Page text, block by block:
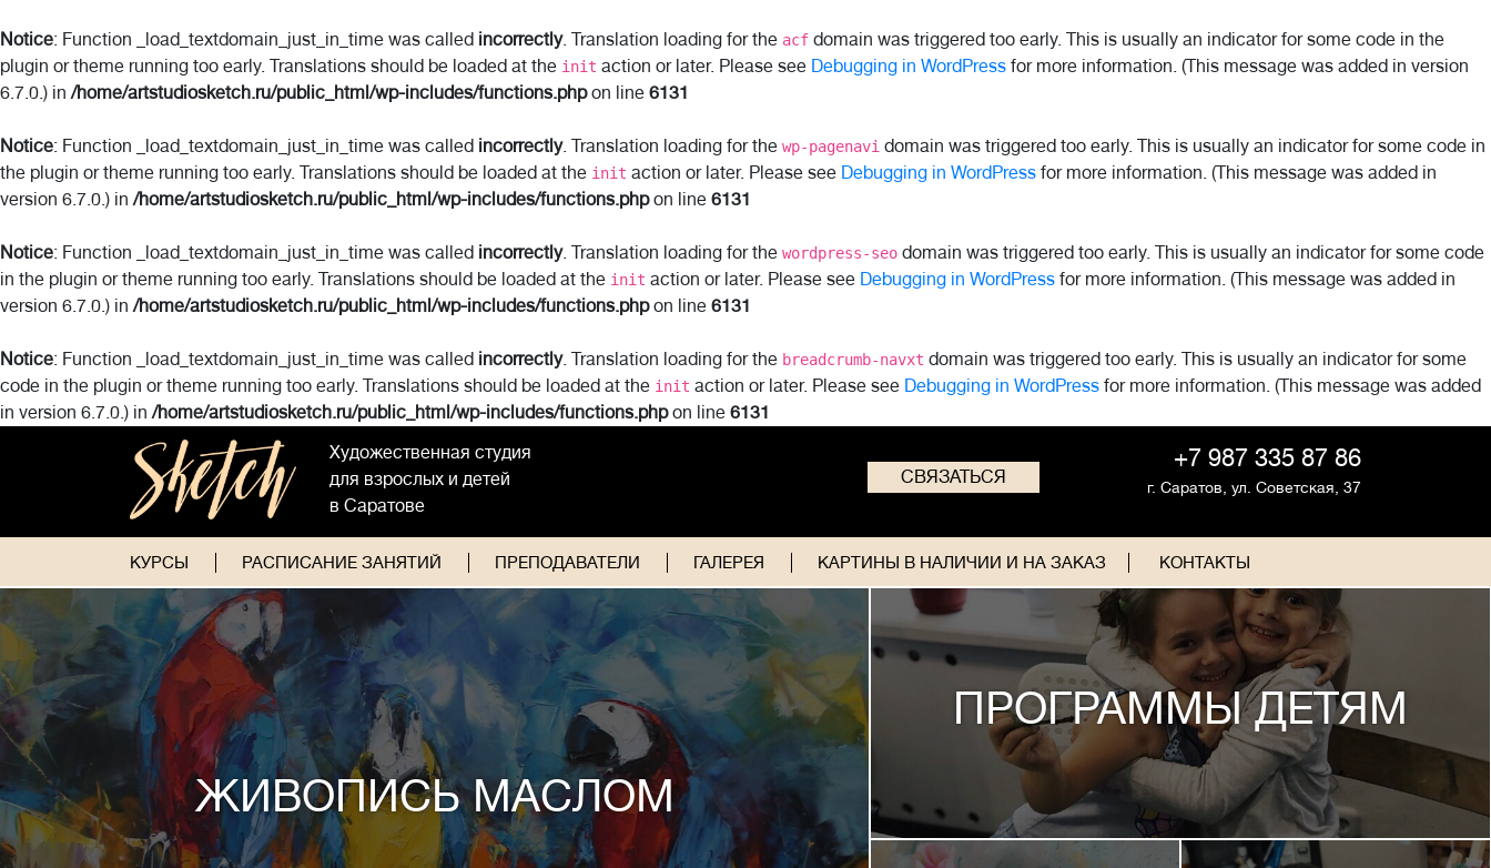
Notice: Function _load_textdomain_just_in_time was called incorrectly. Translation loading for the acf domain was triggered too early. This is usually an indicator for some code in the
plugin or theme running too early. Translations should be loaded at the init action or later. Please see Debugging in WordPress for more information. (This message was added in version
6.7.0.) in/home/artstudiosketch.ru/public_html/wp-includes/functions.phpon line 6131
Notice: Function _load_textdomain_just_in_time was called incorrectly. Translation loading for the wp-pagenavi domain was triggered too early. This is usually an indicator for some code in
the plugin or theme running too early. Translations should be loaded at the init action or later. Please see Debugging in WordPress for more information. (This message was added in
version 6.7.0.) in/home/artstudiosketch.ru/public_html/wp-includes/functions.phpon line 6131
Notice: Function _load_textdomain_just_in_time was called incorrectly. Translation loading for the wordpress-seo domain was triggered too early. This is usually an indicator for some code
in the plugin or theme running too early. Translations should be loaded at the init action or later. Please see Debugging in WordPress for more information. (This message was added in
version 6.7.0.) in/home/artstudiosketch.ru/public_html/wp-includes/functions.phpon line 6131
Notice: Function _load_textdomain_just_in_time was called incorrectly. Translation loading for the breadcrumb-navxt domain was triggered too early. This is usually an indicator for some
code in the plugin or theme running too early. Translations should be loaded at the init action or later. Please see Debugging in WordPress for more information. (This message was added
in version 6.7.0.) in/home/artstudiosketch.ru/public_html/wp-includes/functions.phpon line 6131
Художественная студия
для взрослых и детей
в Саратове
СВЯЗАТЬСЯ
+7 987 335 87 86
г. Саратов, ул. Советская, 37
КУРСЫ РАСПИСАНИЕ ЗАНЯТИЙ ПРЕПОДАВАТЕЛИ ГАЛЕРЕЯ КАРТИНЫ В НАЛИЧИИ И НА ЗАКАЗ КОНТАКТЫ
ЖИВОПИСЬ МАСЛОМ
ПРОГРАММЫ ДЕТЯМ